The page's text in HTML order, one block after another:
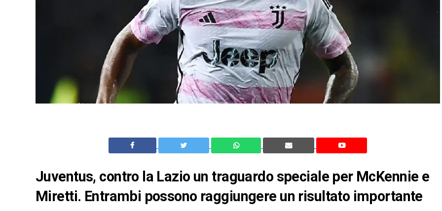
Juventus, contro la Lazio un traguardo speciale per McKennie e
Miretti. Entrambi possono raggiungere un risultato importante